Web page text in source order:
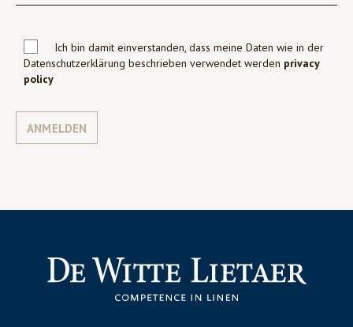
Ich bin damit einverstanden, dass meine Daten wie in der
Datenschutzerklärung beschrieben verwendet werden privacy
policy
ANMELDEN